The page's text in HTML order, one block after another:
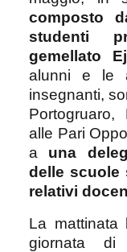
composto
studenti
gemellato
alunni e le
insegnanti,
Portogruaro,
alle Pari
a una
delle scuole
relativi
La mattinata
giornata di